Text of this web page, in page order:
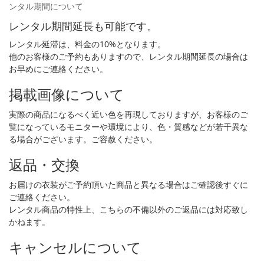
ンタル期間について
レンタル期間延長も可能です。
レンタル延滞は、料金の10%となります。
他のお客様のご予約もありますので、レンタル期間延長の場合は
お早めにご連絡ください。
掲載画像について
実際の商品になるべく近い色を再現しておりますが、お客様のご
覧になっているモニターや環境により、色・質感などが若干異な
る場合がございます。ご容赦ください。
返品・交換
お届けの衣装がご予約頂いた商品と異なる場合はご確認後すぐに
ご連絡ください。
レンタル商品の特性上、こちらの不備以外のご返品には対応致し
かねます。
キャンセルについて